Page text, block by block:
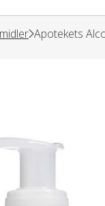
Apotekets